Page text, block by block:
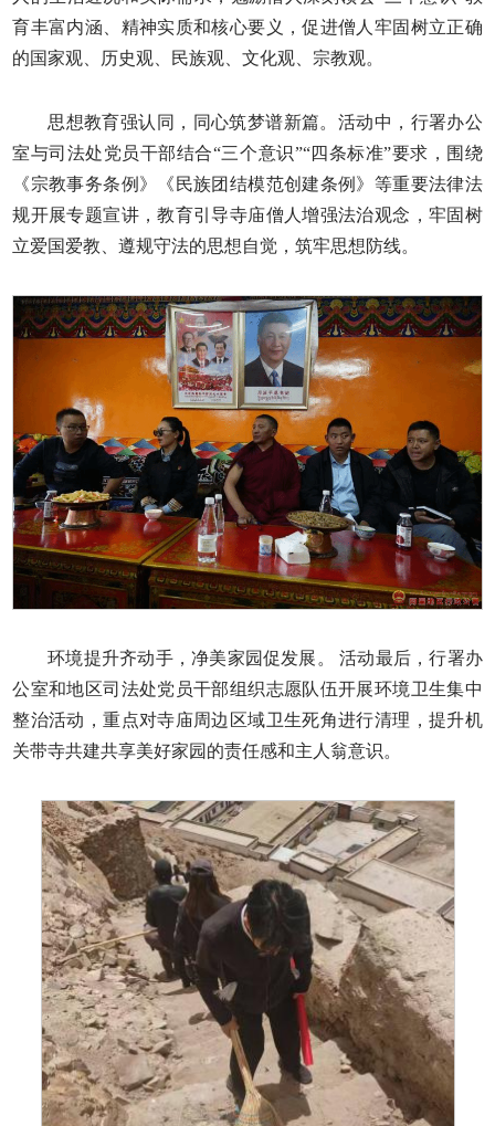
育丰富内涵、精神实质和核心要义，促进僧人牢固树立正确
的国家观、历史观、民族观、文化观、宗教观。
思想教育强认同，同心筑梦谱新篇。活动中，行署办公
室与司法处党员干部结合“三个意识”“四条标准”要求，围绕
《宗教事务条例》《民族团结模范创建条例》等重要法律法
规开展专题宣讲，教育引导寺庙僧人增强法治观念，牢固树
立爱国爱教、遵规守法的思想自觉，筑牢思想防线。
环境提升齐动手，净美家园促发展。 活动最后，行署办
公室和地区司法处党员干部组织志愿队伍开展环境卫生集中
整治活动，重点对寺庙周边区域卫生死角进行清理，提升机
关带寺共建共享美好家园的责任感和主人翁意识。